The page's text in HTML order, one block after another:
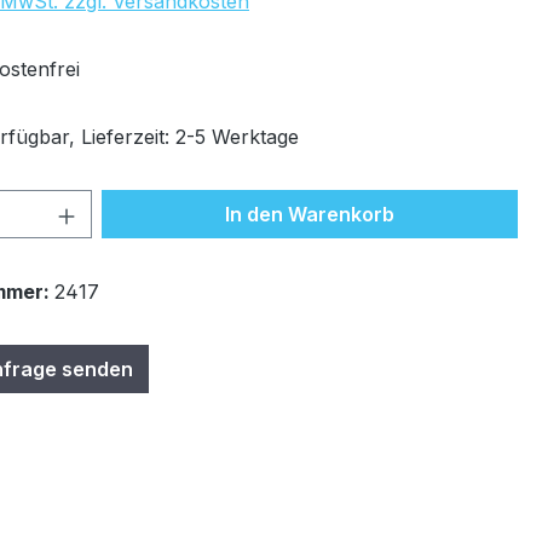
Lieferzeit: 2-5 Werktage
Anzahl: Gib den gewünschten Wert
In den Warenkorb
2417
senden